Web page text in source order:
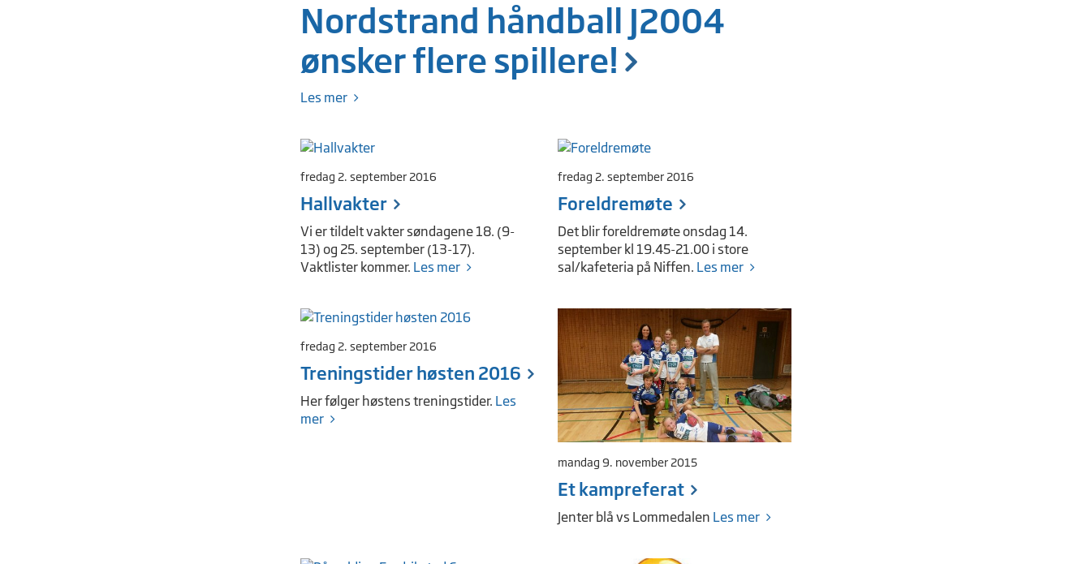
Nordstrand håndball J2004
ønsker flere spillere!
Les mer
fredag 2. september 2016
Hallvakter
Vi er tildelt vakter søndagene 18. (9-
13) og 25. september (13-17).
Vaktlister kommer. Les mer
fredag 2. september 2016
Foreldremøte
Det blir foreldremøte onsdag 14.
september kl 19.45-21.00 i store
sal/kafeteria på Niffen. Les mer
fredag 2. september 2016
Treningstider høsten 2016
Her følger høstens treningstider. Les
mer
mandag 9. november 2015
Et kampreferat
Jenter blå vs Lommedalen Les mer